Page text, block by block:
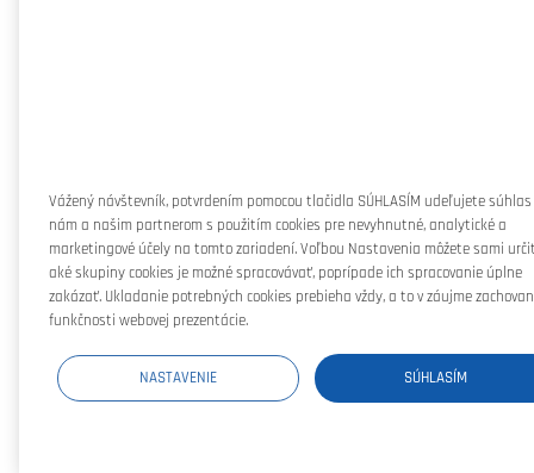
Vážený návštevník, potvrdením pomocou tlačidla SÚHLASÍM udeľujete súhlas
nám a našim partnerom s použitím cookies pre nevyhnutné, analytické a
marketingové účely na tomto zariadení. Voľbou Nastavenia môžete sami
aké skupiny cookies je možné spracovávať, poprípade ich spracovanie úplne
zakázať. Ukladanie potrebných cookies prebieha vždy, a to v záujme
funkčnosti webovej prezentácie.
NASTAVENIE SÚHLASÍM